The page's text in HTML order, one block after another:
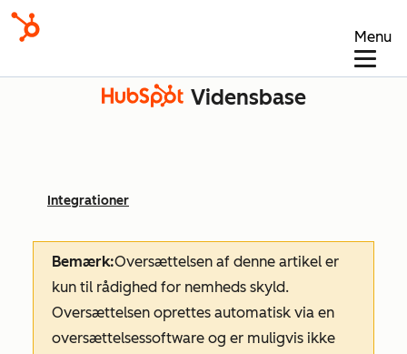
Menu
Vidensbase
Integrationer
Bemærk:Oversættelsen af denne artikel er
kun til rådighed for nemheds skyld.
Oversættelsen oprettes automatisk via en
oversættelsessoftware og er muligvis ikke